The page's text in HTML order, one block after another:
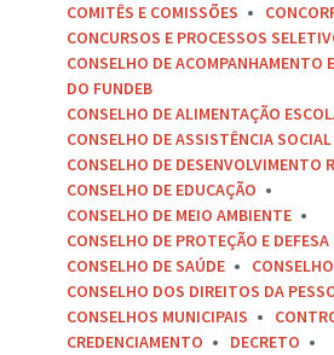
COMITÊS E COMISSÕES
CONCURSOS E PROCESSOS
CONSELHO DE ACOMPANHAMENTO
DO FUNDEB
CONSELHO DE ALIMENTAÇÃO
CONSELHO DE ASSISTÊNCIA SOCIAL
CONSELHO DE DESENVOLVIMENTO
CONSELHO DE EDUCAÇÃO
CONSELHO DE MEIO AMBIENTE
CONSELHO DE PROTEÇÃO E
CONSELHO DE SAÚDE
CONSELHO DOS DIREITOS DA
CONSELHOS MUNICIPAIS
CREDENCIAMENTO
DECRETO